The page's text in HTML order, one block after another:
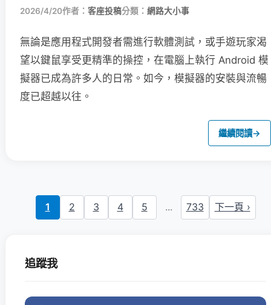
2026/4/20作者： 客座投稿分類： 網路大小事
無論是應用程式開發者需進行軟體測試，或手遊玩家渴
望以鍵鼠享受更精準的操控，在電腦上執行 Android 模
擬器已成為許多人的日常。如今，模擬器的安裝與流暢
度已超越以往。
繼續閱讀→
1 2 3 4 5 ... 733 下一頁 ›
追蹤我